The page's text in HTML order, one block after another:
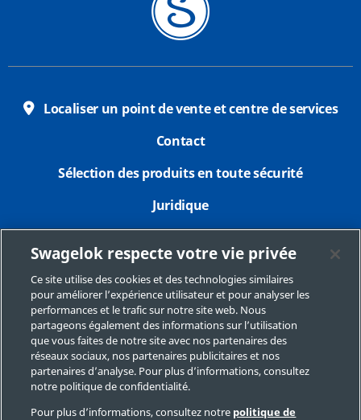
Localiser un point de vente et centre de services
Contact
Sélection des produits en toute sécurité
Juridique
Imprimer
Plan du site
Préférences de cookies
Ne pas vendre ou communiquer mes données
personnelles
Swagelok respecte votre vie privée
Ce site utilise des cookies et des technologies similaires
pour améliorer l’expérience utilisateur et pour analyser les
performances et le trafic sur notre site web. Nous
partageons également des informations sur l’utilisation
que vous faites de notre site avec nos partenaires des
réseaux sociaux, nos partenaires publicitaires et nos
partenaires d’analyse. Pour plus d’informations, consultez
notre politique de confidentialité.
Pour plus d’informations, consultez notre politique de